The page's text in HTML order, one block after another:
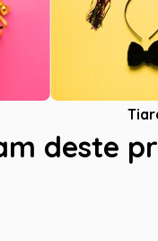
deste